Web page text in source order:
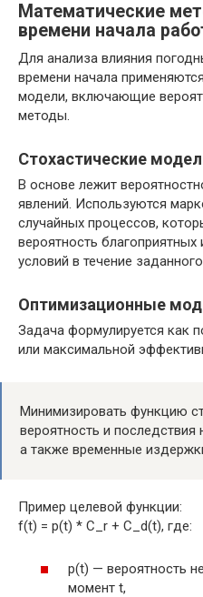
Математические
времени начала
Для анализа влияния
времени начала
модели, включающие
методы.
Стохастические
В основе лежит
явлений. Используются
случайных процессов,
вероятность благоприятных
условий в течение
Оптимизационные
Задача формулируется как
или максимальной
Минимизировать функцию
вероятность и последствия
а также временные
Пример целевой функции:
f(t) = p(t) * C_r + C_d(t), где:
p(t) — вероятность
момент t,